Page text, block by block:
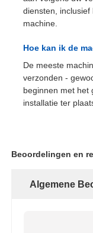
diensten,
machine.
Hoe kan ik de
De meeste
verzonden -
beginnen met het
installatie ter
Beoordelingen en
Algemene